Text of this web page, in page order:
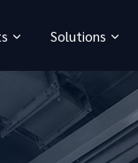
Solutions